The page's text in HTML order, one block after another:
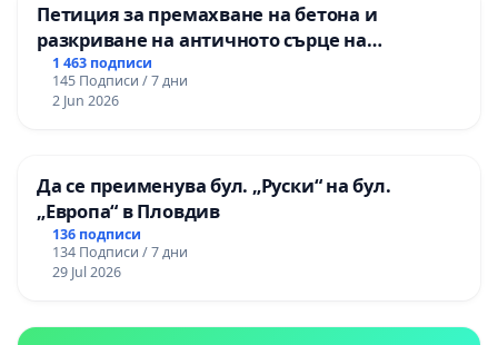
Петиция за премахване на бетона и
разкриване на античното сърце на
Могиланската могила във Враца
1 463 подписи
145 Подписи / 7 дни
2 Jun 2026
Да се преименува бул. „Руски“ на бул.
„Европа“ в Пловдив
136 подписи
134 Подписи / 7 дни
29 Jul 2026